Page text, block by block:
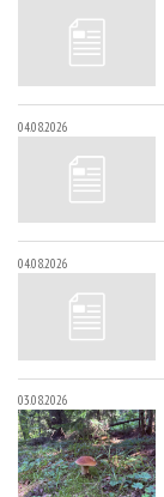
04.08.2026
04.08.2026
03.08.2026